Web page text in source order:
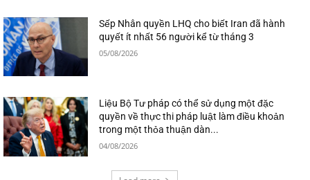
Sếp Nhân quyền LHQ cho biết Iran đã hành
quyết ít nhất 56 người kể từ tháng 3
05/08/2026
Liệu Bộ Tư pháp có thể sử dụng một đặc
quyền về thực thi pháp luật làm điều khoản
trong một thỏa thuận dàn...
04/08/2026